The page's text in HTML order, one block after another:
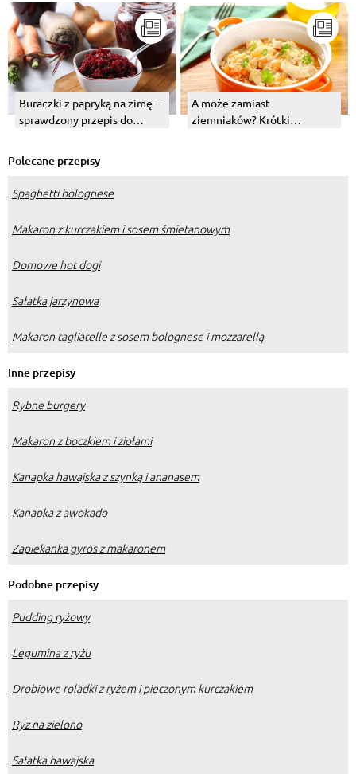
Buraczki z papryką na zimę –
sprawdzony przepis do
A może zamiast
ziemniaków? Krótki
Polecane przepisy
Spaghetti bolognese
Makaron z kurczakiem i sosem śmietanowym
Domowe hot dogi
Sałatka jarzynowa
Makaron tagliatelle z sosem bolognese i mozzarellą
Inne przepisy
Rybne burgery
Makaron z boczkiem i ziołami
Kanapka hawajska z szynką i ananasem
Kanapka z awokado
Zapiekanka gyros z makaronem
Podobne przepisy
Pudding ryżowy
Legumina z ryżu
Drobiowe roladki z ryżem i pieczonym kurczakiem
Ryż na zielono
Sałatka hawajska